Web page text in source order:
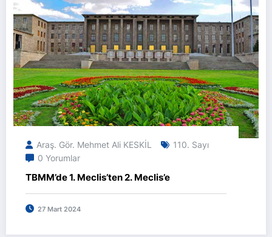
Araş. Gör. Mehmet Ali KESKİL
110. Sayı
0 Yorumlar
TBMM’de 1. Meclis’ten 2. Meclis’e
27 Mart 2024